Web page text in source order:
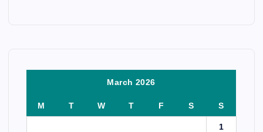
March 2026
M T W T F S S
1